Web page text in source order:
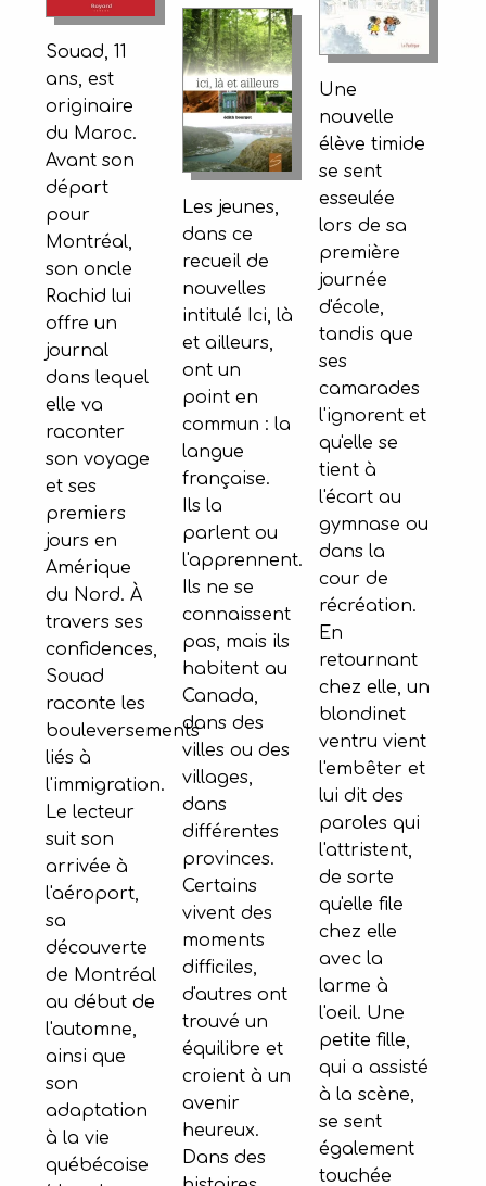
Souad, 11
ans, est
originaire
du Maroc.
Avant son
départ
pour
Montréal,
son oncle
Rachid lui
offre un
journal
dans lequel
elle va
raconter
son voyage
et ses
premiers
jours en
Amérique
du Nord. À
travers ses
confidences,
Souad
raconte les
bouleversements
liés à
l'immigration.
Le lecteur
suit son
arrivée à
l'aéroport,
sa
découverte
de Montréal
au début de
l'automne,
ainsi que
son
adaptation
à la vie
québécoise
Les jeunes,
dans ce
recueil de
nouvelles
intitulé Ici, là
et ailleurs,
ont un
point en
commun : la
langue
française.
Ils la
parlent ou
l'apprennent.
Ils ne se
connaissent
pas, mais ils
habitent au
Canada,
dans des
villes ou des
villages,
dans
différentes
provinces.
Certains
vivent des
moments
difficiles,
d'autres ont
trouvé un
équilibre et
croient à un
avenir
heureux.
Dans des
Une
nouvelle
élève timide
se sent
esseulée
lors de sa
première
journée
d'école,
tandis que
ses
camarades
l'ignorent et
qu'elle se
tient à
l'écart au
gymnase ou
dans la
cour de
récréation.
En
retournant
chez elle, un
blondinet
ventru vient
l'embêter et
lui dit des
paroles qui
l'attristent,
de sorte
qu'elle file
chez elle
avec la
larme à
l'oeil. Une
petite fille,
qui a assisté
à la scène,
se sent
également
touchée